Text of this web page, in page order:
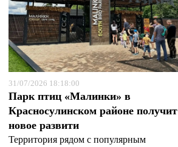
31/07/2026 18:18:00
Парк птиц «Малинки» в
Красносулинском районе получит
новое развити
Территория рядом с популярным